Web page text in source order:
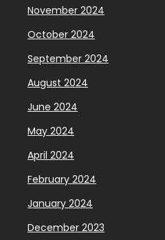
November 2024
October 2024
September 2024
August 2024
June 2024
May 2024
April 2024
February 2024
January 2024
December 2023